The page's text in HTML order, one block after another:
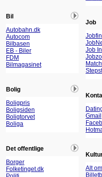
Bil
Autobahn.dk
Autocom
Bilbasen
EB - Biler
FDM
Bilmagasinet
Bolig
Boligpris
Boligsiden
Boligtorvet
Boliga
Det offentlige
Borger
Folketinget.dk
Job
Job
Gmail
Alt